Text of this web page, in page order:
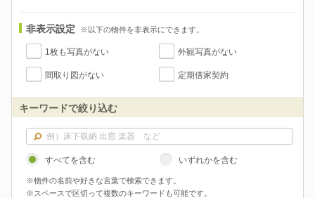
非表示設定 ※以下の物件を非表示にできます。
1枚も写真がない 外観写真がない
間取り図がない 定期借家契約
キーワードで絞り込む
すべてを含む いずれかを含む
※物件の名前や好きな言葉で検索できます。
※スペースで区切って複数のキーワードも可能です。